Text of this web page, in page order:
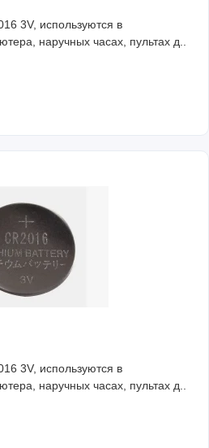
3V, используются в
наручных часах, пультах д..
3V, используются в
наручных часах, пультах д..